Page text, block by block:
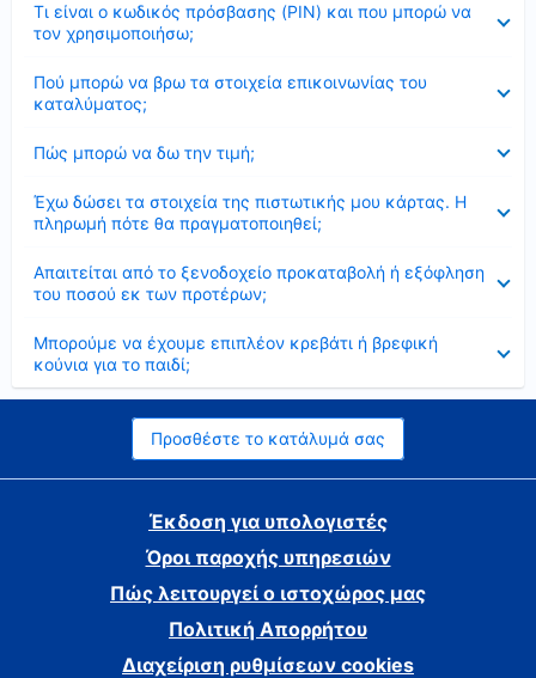
Τι είναι ο κωδικός πρόσβασης (PIN) και που μπορώ να
τον χρησιμοποιήσω;
Πού μπορώ να βρω τα στοιχεία επικοινωνίας του
καταλύματος;
Πώς μπορώ να δω την τιμή;
Έχω δώσει τα στοιχεία της πιστωτικής μου κάρτας. Η
πληρωμή πότε θα πραγματοποιηθεί;
Απαιτείται από το ξενοδοχείο προκαταβολή ή εξόφληση
του ποσού εκ των προτέρων;
Μπορούμε να έχουμε επιπλέον κρεβάτι ή βρεφική
κούνια για το παιδί;
Προσθέστε το κατάλυμά σας
Έκδοση για υπολογιστές
Όροι παροχής υπηρεσιών
Πώς λειτουργεί ο ιστοχώρος μας
Πολιτική Απορρήτου
Διαχείριση ρυθμίσεων cookies